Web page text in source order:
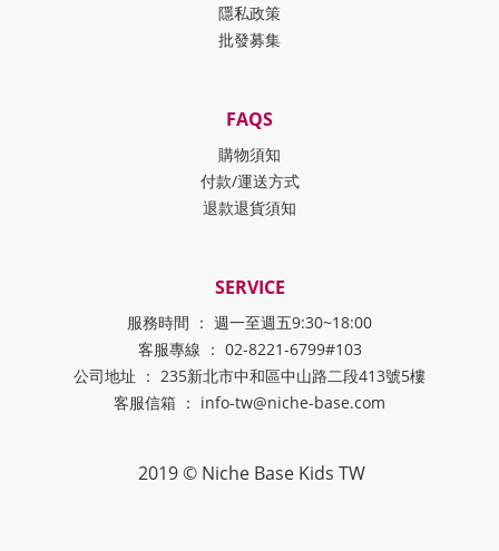
隱私政策
批發募集
FAQS
購物須知
付款/運送方式
退款退貨須知
SERVICE
服務時間 ： 週一至週五9:30~18:00
客服專線 ： 02-8221-6799#103
公司地址 ： 235新北市中和區中山路二段413號5樓
客服信箱 ： info-tw@niche-base.com
2019 © Niche Base Kids TW